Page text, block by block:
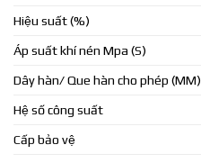
Hiệu suất (%)
Áp suất khí nén Mpa (S)
Dây hàn/ Que hàn cho phép (MM)
Hệ số công suất
Cấp bảo vệ